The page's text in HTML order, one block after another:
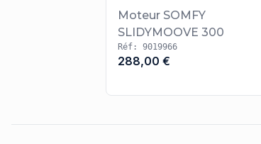
Moteur SOMFY
SLIDYMOOVE 300
Réf: 9019966
288,00 €